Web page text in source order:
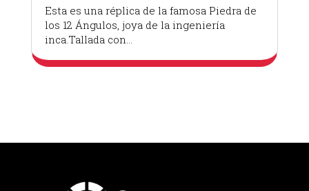
Esta es una réplica de la famosa Piedra de
los 12 Ángulos, joya de la ingeniería
inca.Tallada con...